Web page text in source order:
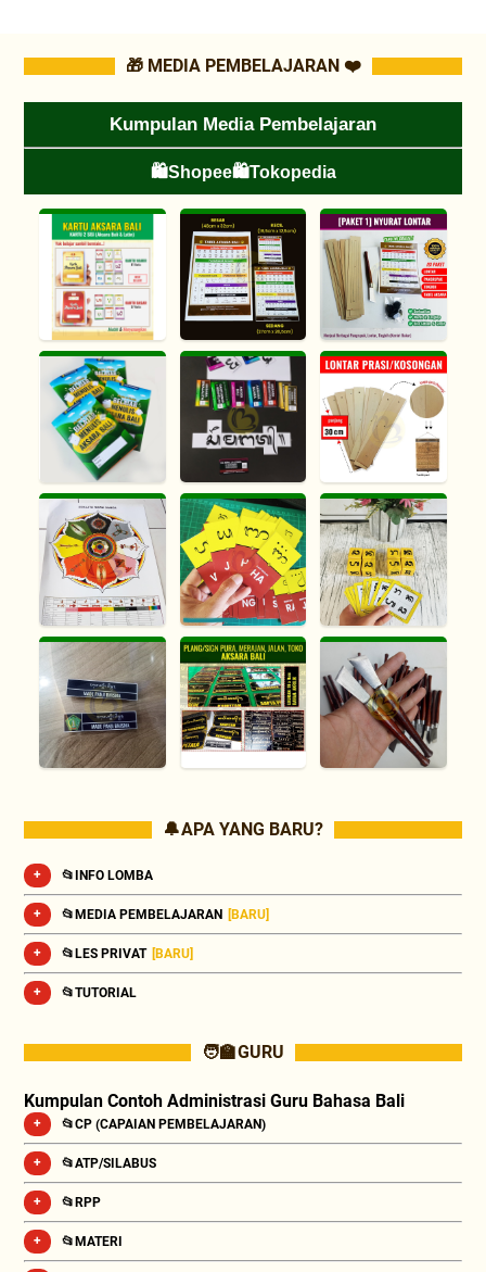
🎁 MEDIA PEMBELAJARAN ❤️
Kumpulan Media Pembelajaran
🛍️Shopee🛍️Tokopedia
🔔 APA YANG BARU?
📂INFO LOMBA
📂MEDIA PEMBELAJARAN [BARU]
📂LES PRIVAT [BARU]
📂TUTORIAL
🧑‍🏫 GURU
Kumpulan Contoh Administrasi Guru Bahasa Bali
📂CP (CAPAIAN PEMBELAJARAN)
📂ATP/SILABUS
📂RPP
📂MATERI